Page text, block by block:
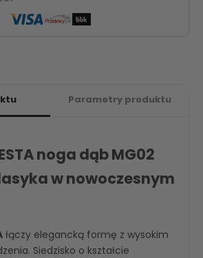
Parametry produktu
noga dąb MG02
w nowoczesnym
łączy elegancką formę z wysokim
Siedzisko o kształcie